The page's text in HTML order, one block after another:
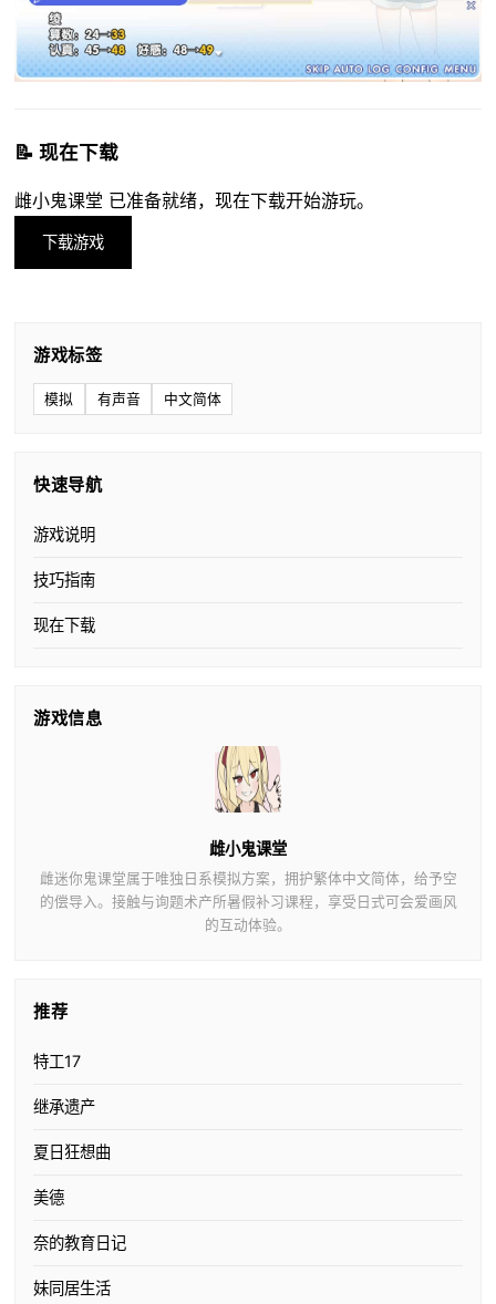
📝 现在下载
雌小鬼课堂 已准备就绪，现在下载开始游玩。
下载游戏
游戏标签
模拟 有声音 中文简体
快速导航
游戏说明
技巧指南
现在下载
游戏信息
雌小鬼课堂
雌迷你鬼课堂属于唯独日系模拟方案，拥护繁体中文简体，给予空
的偿导入。接触与询题术产所暑假补习课程，享受日式可会爱画风
的互动体验。
推荐
特工17
继承遗产
夏日狂想曲
美德
奈的教育日记
妹同居生活